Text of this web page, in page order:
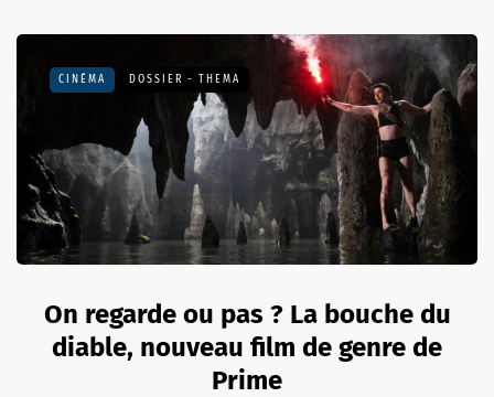
CINÉMA DOSSIER - THEMA
On regarde ou pas ? La bouche du
diable, nouveau film de genre de
Prime